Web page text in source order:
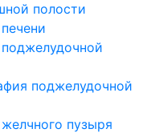
полости
поджелудочной
пузыря